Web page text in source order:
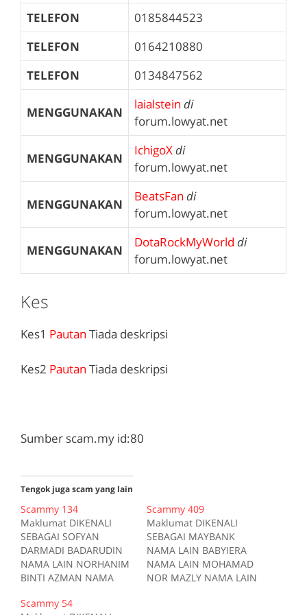
TELEFON
0185844523
TELEFON
0164210880
TELEFON
0134847562
MENGGUNAKAN
laialstein di
forum.lowyat.net
MENGGUNAKAN
IchigoXdi
forum.lowyat.net
MENGGUNAKAN
BeatsFan di
forum.lowyat.net
MENGGUNAKAN
DotaRockMyWorld di
forum.lowyat.net
Kes
Kes1 Pautan Tiada deskripsi
Kes2 Pautan Tiada deskripsi
Sumber scam.my id:80
Tengok juga scam yang lain
Scammy 134
Maklumat DIKENALI
SEBAGAI SOFYAN
DARMADI BADARUDIN
NAMA LAIN NORHANIM
BINTI AZMAN NAMA
NAMA LAIN SYED
Scammy 409
Maklumat DIKENALI
SEBAGAI MAYBANK
NAMA LAIN BABYIERA
NAMA LAIN MOHAMAD
NOR MAZLY NAMA LAIN
Scammy 54